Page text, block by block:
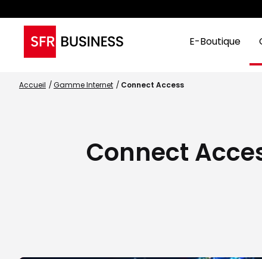
E-Boutique
Accueil Gamme Internet Connect Access
Connect